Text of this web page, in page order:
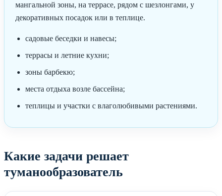
мангальной зоны, на террасе, рядом с шезлонгами, у
декоративных посадок или в теплице.
садовые беседки и навесы;
террасы и летние кухни;
зоны барбекю;
места отдыха возле бассейна;
теплицы и участки с влаголюбивыми растениями.
Какие задачи решает
туманообразователь